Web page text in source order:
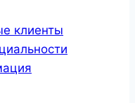
клиенты